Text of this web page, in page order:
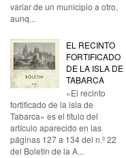
variar de un municipio a otro,
aunq...
EL RECINTO
FORTIFICADO
DE LA ISLA DE
TABARCA
«El recinto
fortificado de la isla de
Tabarca» es el título del
artículo aparecido en las
páginas 127 a 134 del n.º 22
del Boletín de la A...